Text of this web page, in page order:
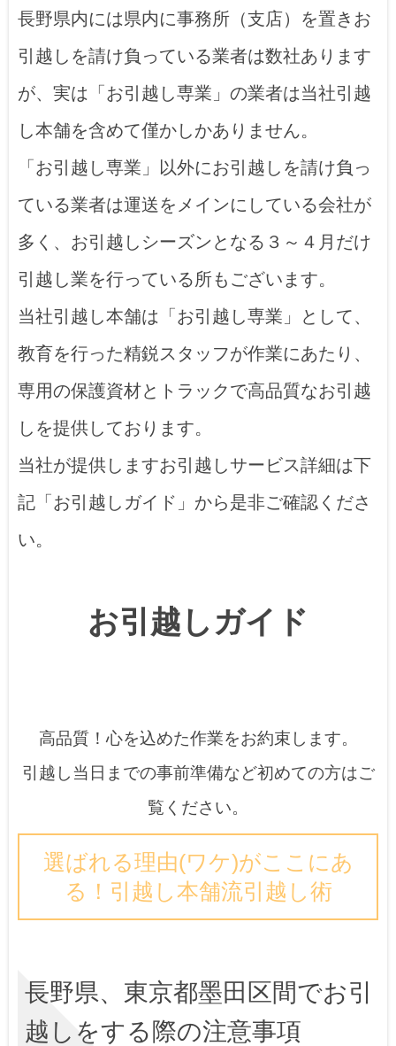
長野県内には県内に事務所（支店）を置きお
引越しを請け負っている業者は数社あります
が、実は「お引越し専業」の業者は当社引越
し本舗を含めて僅かしかありません。
「お引越し専業」以外にお引越しを請け負っ
ている業者は運送をメインにしている会社が
多く、お引越しシーズンとなる３～４月だけ
引越し業を行っている所もございます。
当社引越し本舗は「お引越し専業」として、
教育を行った精鋭スタッフが作業にあたり、
専用の保護資材とトラックで高品質なお引越
しを提供しております。
当社が提供しますお引越しサービス詳細は下
記「お引越しガイド」から是非ご確認くださ
い。
お引越しガイド
高品質！心を込めた作業をお約束します。
引越し当日までの事前準備など初めての方はご
覧ください。
選ばれる理由(ワケ)がここにあ
る！引越し本舗流引越し術
長野県、東京都墨田区間でお引
越しをする際の注意事項